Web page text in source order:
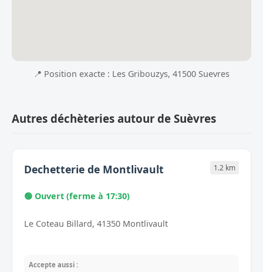
📍 Position exacte : Les Gribouzys, 41500 Suevres
Autres déchèteries autour de Suèvres
Dechetterie de Montlivault 1.2 km
🟢 Ouvert (ferme à 17:30)
Le Coteau Billard, 41350 Montlivault
Accepte aussi :